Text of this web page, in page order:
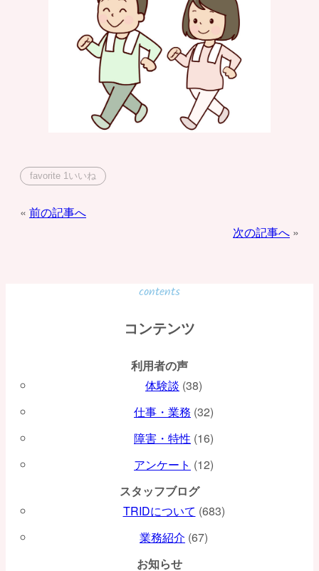
favorite 1 いいね
投
ョ
ン
前の記事へ
次の記事へ
contents
コンテンツ
利用者の声
体験談 (38)
仕事・業務 (32)
障害・特性 (16)
アンケート (12)
スタッフブログ
TRIDについて (683)
業務紹介 (67)
お知らせ